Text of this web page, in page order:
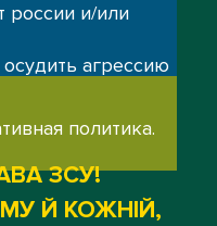
россии и/или
агрессию
политика.
ЗСУ!
Й КОЖНІЙ,